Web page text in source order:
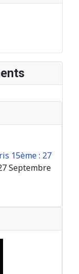
15ème : 27
Septembre